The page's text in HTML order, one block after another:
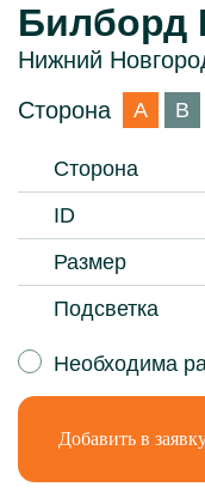
Билборд
Нижний
Сторона
A B
Сторона
ID
Размер
Подсветка
Необходима
Добавить в